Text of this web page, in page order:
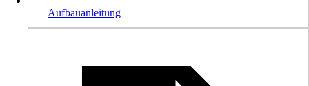
Aufbauanleitung